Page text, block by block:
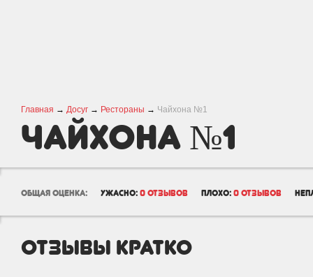
Главная → Досуг → Рестораны → Чайхона №1
Чайхона №1
общая оценка: ужасно: 0 отзывов плохо: 0 отзывов
отзывы кратко